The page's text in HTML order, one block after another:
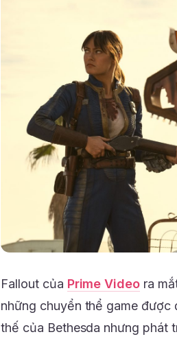
Fallout của Prime Video ra
những chuyển thể game được
thế của Bethesda nhưng phát